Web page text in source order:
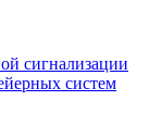
сигнализации
систем